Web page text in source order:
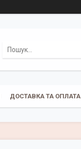
ДОСТАВКА ТА ОПЛАТА